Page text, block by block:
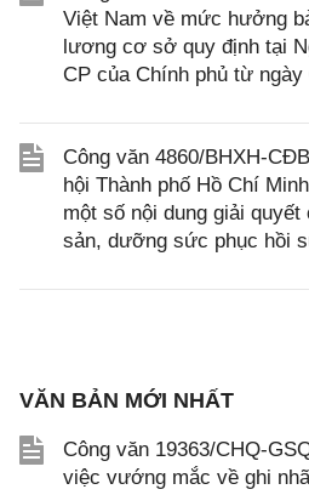
Việt Nam về mức hưởng
lương cơ sở quy định tại
CP của Chính phủ từ ngày
Công văn 4860/BHXH-
hội Thành phố Hồ Chí
một số nội dung giải quyết
sản, dưỡng sức phục hồi
VĂN BẢN MỚI NHẤT
Công văn 19363/CHQ-
việc vướng mắc về ghi